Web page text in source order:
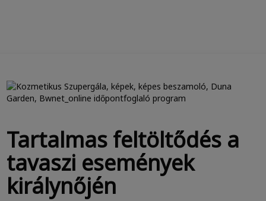
Tartalmas feltöltődés a
tavaszi események
királynőjén